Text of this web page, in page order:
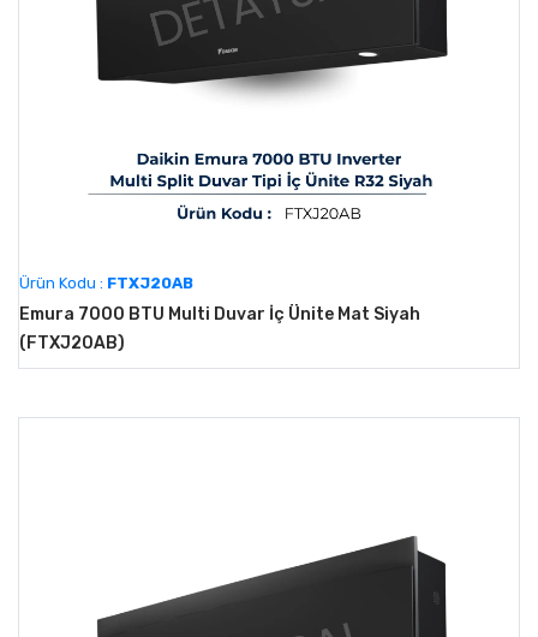
Ürün Kodu : FTXJ20AB
Emura 7000 BTU Multi Duvar İç Ünite Mat Siyah
(FTXJ20AB)